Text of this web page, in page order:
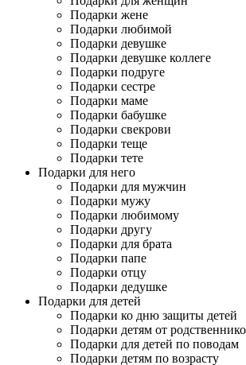
Подарки жене
Подарки любимой
Подарки девушке
Подарки девушке коллеге
Подарки подруге
Подарки сестре
Подарки маме
Подарки бабушке
Подарки свекрови
Подарки теще
Подарки тете
Подарки для него
Подарки для мужчин
Подарки мужу
Подарки любимому
Подарки другу
Подарки для брата
Подарки папе
Подарки отцу
Подарки дедушке
Подарки для детей
Подарки ко дню защиты детей
Подарки детям от
Подарки для детей по поводам
Подарки детям по возрасту